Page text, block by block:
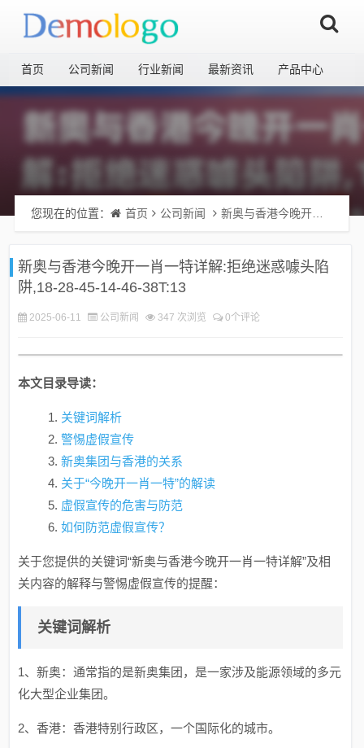
首页 公司新闻 行业新闻 最新资讯 产品中心
您现在的位置： 首页 公司新闻 新奥与香港今晚开一肖一特详解:拒绝迷惑噱头陷阱,18-28-45-14-46-38T:13
新奥与香港今晚开一肖一特详解:拒绝迷惑噱头陷
阱,18-28-45-14-46-38T:13
2025-06-11 公司新闻 347 次浏览 0个评论
本文目录导读：
关键词解析
警惕虚假宣传
新奥集团与香港的关系
关于“今晚开一肖一特”的解读
虚假宣传的危害与防范
如何防范虚假宣传？
关于您提供的关键词“新奥与香港今晚开一肖一特详解”及相
关内容的解释与警惕虚假宣传的提醒：
关键词解析
1、新奥：通常指的是新奥集团，是一家涉及能源领域的多元
化大型企业集团。
2、香港：香港特别行政区，一个国际化的城市。